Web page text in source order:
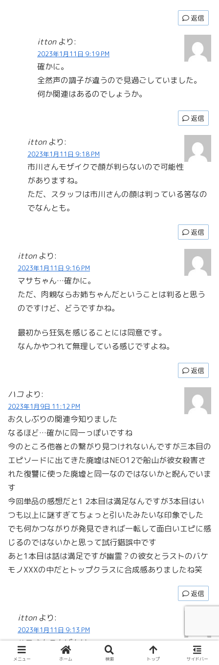
返信
itton より:
2023年1月11日 9:19 PM
確かに。
全然声の調子が違うので見過ごしていました。
何か関連はあるのでしょうか。
返信
itton より:
2023年1月11日 9:18 PM
市川さんモザイクで顔が判らないので可能性
がありますね。
ただ、スタッフは市川さんの顔は判っている筈なの
でなんとも。
返信
itton より:
2023年1月11日 9:16 PM
マサちゃん…確かに。
ただ、肉親ならお姉ちゃんだということは判ると思う
のですけど、どうですかね。
最初から狂気を感じることには同意です。
なんかやつれて無理している感じですよね。
返信
ハコ より:
2023年1月9日 11:12 PM
お久しぶりの関連今知りました
なるほど…確かに同一っぽいですね
今のところ他巻との繋がり見つけれないんですが三本目の
エピソードに出てきた廃墟はNEO12で船山が彼女殺害さ
れた復讐に使った廃墟と同一なのではないかと睨んでいま
す
今回単品の感想だと1 2本目は満足なんですが3本目はい
つも以上に謎すぎてちょっと引いたみたいな印象でした
でも何かつながりが発見できれば一転して面白いエピに感
じるのではないかと思って試行錯誤中です
あと1本目は話は満足ですが幽霊？の彼女とラストのバケ
モノXXXの中だとトップクラスに合成感ありましたね笑
返信
itton より:
2023年1月11日 9:13 PM
ハコさんこんばんは。
メニュー ホーム 検索 トップ サイドバー